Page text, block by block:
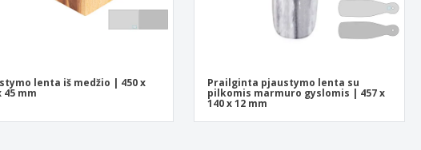
lenta iš medžio | 450 x
45 mm
Prailginta pjaustymo lenta su
pilkomis marmuro gyslomis | 457 x
140 x 12 mm